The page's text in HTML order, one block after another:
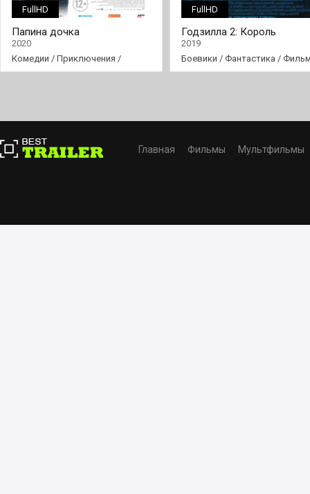
FullHD
Папина дочка
2020
Комедии / Приключения /
Фильмы
FullHD
Годзилла 2: Король
монстров
2019
Боевики / Фантастика /
Главная Фильмы Мультфильмы